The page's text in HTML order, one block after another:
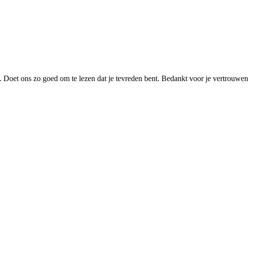
ons zo goed om te lezen dat je tevreden bent. Bedankt voor je vertrouwen